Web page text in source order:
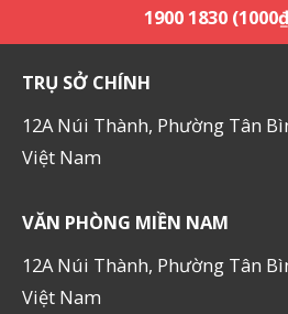
1900 1830
TRỤ SỞ CHÍNH
12A Núi Thành, Phường Tân
Việt Nam
VĂN PHÒNG MIỀN NAM
12A Núi Thành, Phường Tân
Việt Nam